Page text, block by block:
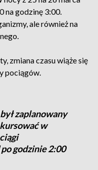
na godzinę 3:00.
ale również na
zmiana czasu wiąże się
pociągów.
zaplanowany
w
godzinie 2:00